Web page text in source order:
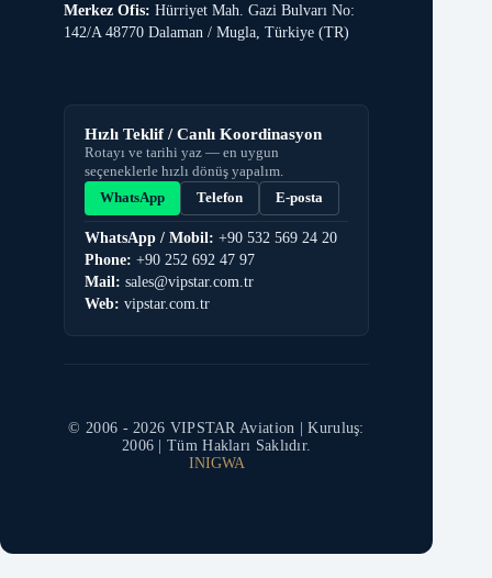
Merkez Ofis: Hürriyet Mah. Gazi Bulvarı No:
142/A 48770 Dalaman / Mugla, Türkiye (TR)
Hızlı Teklif / Canlı Koordinasyon
Rotayı ve tarihi yaz — en uygun
seçeneklerle hızlı dönüş yapalım.
WhatsApp
Telefon E-posta
WhatsApp / Mobil: +90 532 569 24 20
Phone: +90 252 692 47 97
Mail: sales@vipstar.com.tr
Web: vipstar.com.tr
© 2006 -2026 VIPSTAR Aviation | Kuruluş:
2006 | Tüm Hakları Saklıdır.
INIGWA